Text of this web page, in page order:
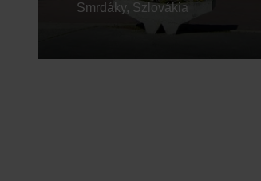
Smrdáky, Szlovákia